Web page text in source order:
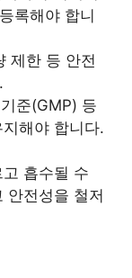
록해야 합니
제한 등 안전
준(GMP) 등
해야 합니다.
흡수될 수
안전성을 철저